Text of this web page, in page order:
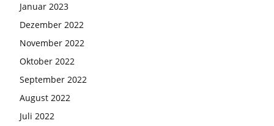
Januar 2023
Dezember 2022
November 2022
Oktober 2022
September 2022
August 2022
Juli 2022